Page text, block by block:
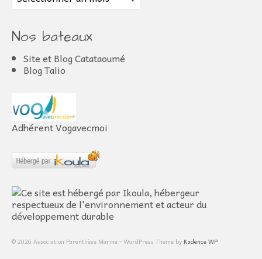
Nos bateaux
Site et Blog Catataoumé
Blog Talio
Adhérent Vogavecmoi
© 2026 Association Parenthèse Marine - WordPress Theme by Kadence WP